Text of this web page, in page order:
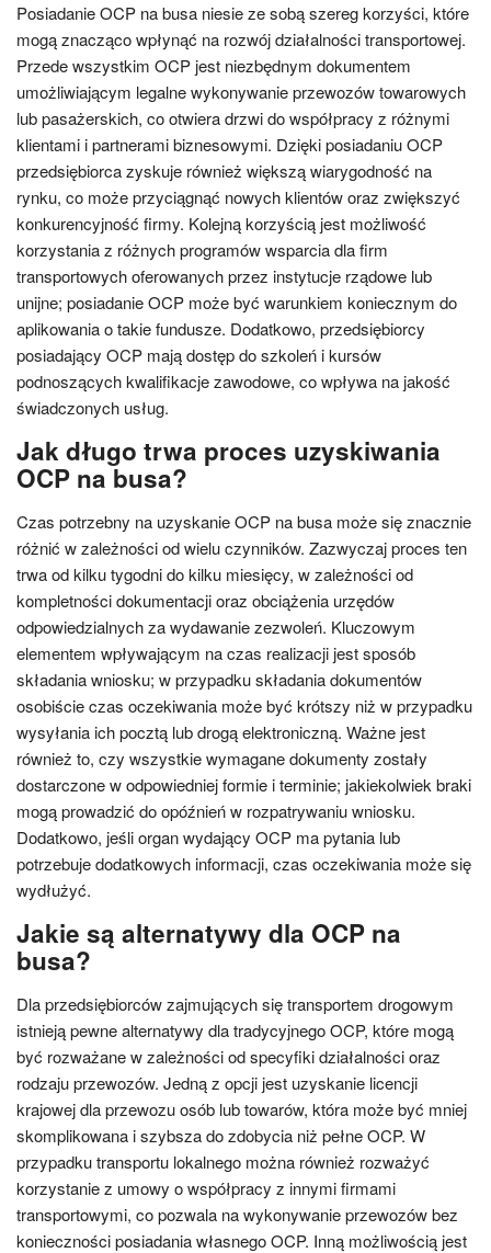
Posiadanie OCP na busa niesie ze sobą szereg korzyści, które
mogą znacząco wpłynąć na rozwój działalności transportowej.
Przede wszystkim OCP jest niezbędnym dokumentem
umożliwiającym legalne wykonywanie przewozów towarowych
lub pasażerskich, co otwiera drzwi do współpracy z różnymi
klientami i partnerami biznesowymi. Dzięki posiadaniu OCP
przedsiębiorca zyskuje również większą wiarygodność na
rynku, co może przyciągnąć nowych klientów oraz zwiększyć
konkurencyjność firmy. Kolejną korzyścią jest możliwość
korzystania z różnych programów wsparcia dla firm
transportowych oferowanych przez instytucje rządowe lub
unijne; posiadanie OCP może być warunkiem koniecznym do
aplikowania o takie fundusze. Dodatkowo, przedsiębiorcy
posiadający OCP mają dostęp do szkoleń i kursów
podnoszących kwalifikacje zawodowe, co wpływa na jakość
świadczonych usług.
Jak długo trwa proces uzyskiwania
OCP na busa?
Czas potrzebny na uzyskanie OCP na busa może się znacznie
różnić w zależności od wielu czynników. Zazwyczaj proces ten
trwa od kilku tygodni do kilku miesięcy, w zależności od
kompletności dokumentacji oraz obciążenia urzędów
odpowiedzialnych za wydawanie zezwoleń. Kluczowym
elementem wpływającym na czas realizacji jest sposób
składania wniosku; w przypadku składania dokumentów
osobiście czas oczekiwania może być krótszy niż w przypadku
wysyłania ich pocztą lub drogą elektroniczną. Ważne jest
również to, czy wszystkie wymagane dokumenty zostały
dostarczone w odpowiedniej formie i terminie; jakiekolwiek braki
mogą prowadzić do opóźnień w rozpatrywaniu wniosku.
Dodatkowo, jeśli organ wydający OCP ma pytania lub
potrzebuje dodatkowych informacji, czas oczekiwania może się
wydłużyć.
Jakie są alternatywy dla OCP na
busa?
Dla przedsiębiorców zajmujących się transportem drogowym
istnieją pewne alternatywy dla tradycyjnego OCP, które mogą
być rozważane w zależności od specyfiki działalności oraz
rodzaju przewozów. Jedną z opcji jest uzyskanie licencji
krajowej dla przewozu osób lub towarów, która może być mniej
skomplikowana i szybsza do zdobycia niż pełne OCP. W
przypadku transportu lokalnego można również rozważyć
korzystanie z umowy o współpracy z innymi firmami
transportowymi, co pozwala na wykonywanie przewozów bez
konieczności posiadania własnego OCP. Inną możliwością jest